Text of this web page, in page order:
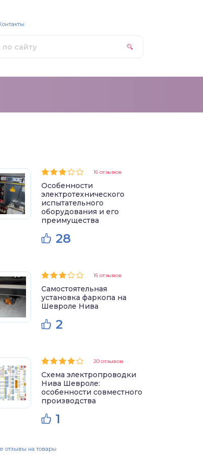
16 отзывов
Особенности
электротехнического
испытательного
оборудования и его
преимущества
28
16 отзывов
Самостоятельная
установка фаркопа на
Шевроле Нива
2
20 отзывов
Схема электропроводки
Нива Шевроле:
особенности совместного
производства
1
отзывы на товары